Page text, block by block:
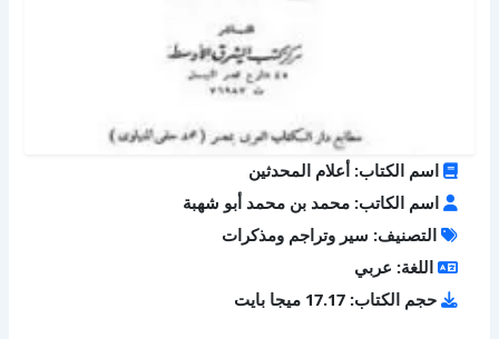
اسم الكتاب: أعلام المحدثين
اسم الكاتب: محمد بن محمد أبو شهبة
التصنيف: سير وتراجم ومذكرات
اللغة: عربي
حجم الكتاب: 17.17 ميجا بايت